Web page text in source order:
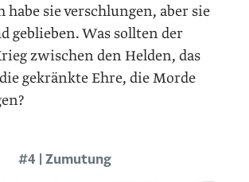
habe sie verschlungen, aber sie
geblieben. Was sollten der
zwischen den Helden, das
gekränkte Ehre, die Morde
#4 | Zumutung